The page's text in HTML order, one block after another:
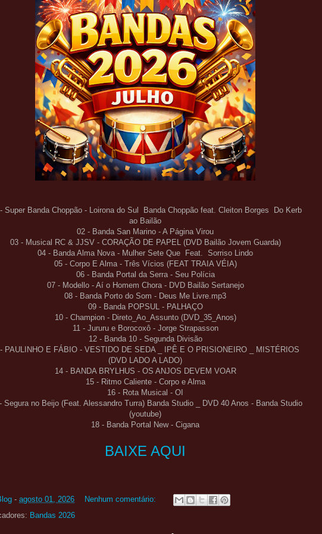
Super Banda Choppão - Loirona do Sul Banda Choppão feat. Cleiton Borges Do Kerb
ao Bailão
02 - Banda San Marino - A Página Virou
03 - Musical RC & JJSV - CORAÇÃO DE PAPEL (DVD Bailão Jovem Guarda)
04 - Banda Alma Nova - Mulher Sete Que Feat. Sorriso Lindo
05 - Corpo E Alma - Três Vícios (FEAT TRAIA VÉIA)
06 - Banda Portal da Serra - Seu Polícia
07 - Modello - Aí o Homem Chora - DVD Bailão Sertanejo
08 - Banda Porto do Som - Deus Me Livre.mp3
09 - Banda POPSUL - PALHAÇO
10 - Champion - Direto_Ao_Assunto (DVD_35_Anos)
11 - Jururu e Borocoxô - Jorge Strapasson
12 - Banda 10 - Segunda Divisão
PAULINHO E FÁBIO - VESTIDO DE SEDA _ IPÊ E O PRISIONEIRO _ MISTÉRIOS
(DVD LADO A LADO)
14 - BANDA BRYLHUS - OS ANJOS DEVEM VOAR
15 - Ritmo Caliente - Corpo e Alma
16 - Rota Musical - OI
Segura no Beijo (Feat. Alessandro Turra) Banda Studio _ DVD 40 Anos - Banda Studio
(youtube)
18 - Banda Portal New - Cigana
BAIXE AQUI
- agosto 01, 2026
Nenhum comentário:
Bandas 2026